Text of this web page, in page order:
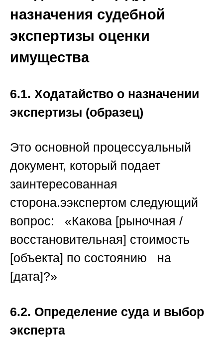
назначения судебной
экспертизы оценки
имущества
6.1. Ходатайство о назначении
экспертизы (образец)
Это основной процессуальный
документ, который подает
заинтересованная
сторона.ээкспертом следующий
вопрос: «Какова [рыночная /
восстановительная] стоимость
[объекта] по состоянию на
[дата]?»
6.2. Определение суда и выбор
эксперта